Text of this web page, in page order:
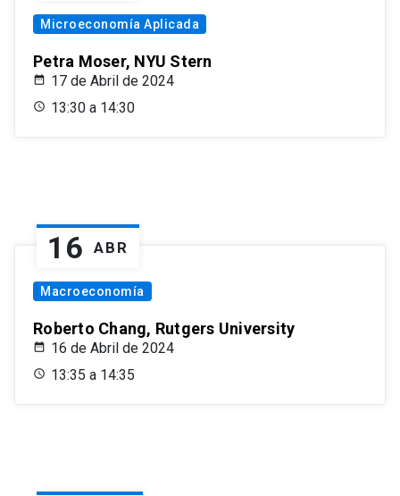
Microeconomía Aplicada
Petra Moser, NYU Stern
17 de Abril de 2024
13:30 a 14:30
16 ABR
Macroeconomía
Roberto Chang, Rutgers University
16 de Abril de 2024
13:35 a 14:35